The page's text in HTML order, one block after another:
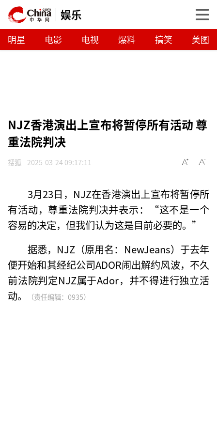
娱乐
明星 电影 电视 爆料 搞笑 美图
NJZ香港演出上宣布将暂停所有活动 尊
重法院判决
搜狐 2025-03-24 09:17:11
3月23日，NJZ在香港演出上宣布将暂停所
有活动，尊重法院判决并表示：“这不是一个
容易的决定，但我们认为这是目前必要的。”
据悉，NJZ（原用名：NewJeans）于去年
便开始和其经纪公司ADOR闹出解约风波，不久
前法院判定NJZ属于Ador，并不得进行独立活
动。
（责任编辑：0935）